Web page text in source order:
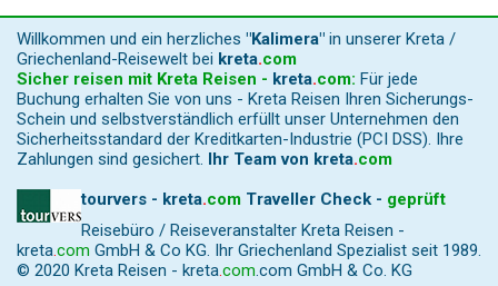
Willkommen und ein herzliches "Kalimera" in unserer Kreta /
Griechenland-Reisewelt bei kreta.com
Sicher reisen mit Kreta Reisen - kreta.com: Für jede
Buchung erhalten Sie von uns - Kreta Reisen Ihren Sicherungs-
Schein und selbstverständlich erfüllt unser Unternehmen den
Sicherheitsstandard der Kreditkarten-Industrie (PCI DSS). Ihre
Zahlungen sind gesichert. Ihr Team von kreta.com
tourvers - kreta.com Traveller Check - geprüft
Reisebüro / Reiseveranstalter Kreta Reisen -
kreta.com GmbH & Co KG. Ihr Griechenland Spezialist seit 1989.
© 2020 Kreta Reisen - kreta.com.com GmbH & Co. KG